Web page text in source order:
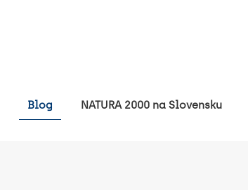
Blog NATURA 2000 na Slovensku